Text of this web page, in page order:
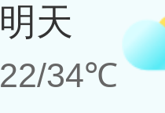
明天
22/34℃